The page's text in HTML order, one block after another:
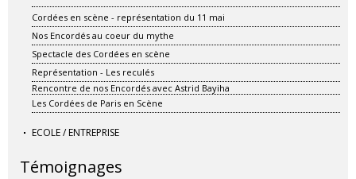
Cordées en scène - représentation du 11 mai
Nos Encordés au coeur du mythe
Spectacle des Cordées en scène
Représentation - Les reculés
Rencontre de nos Encordés avec Astrid Bayiha
Les Cordées de Paris en Scène
ECOLE / ENTREPRISE
Témoignages